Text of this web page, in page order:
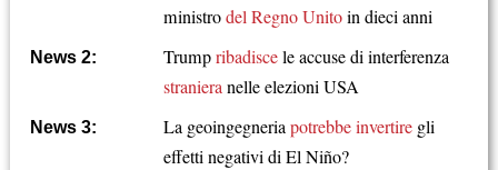
ministrodel Regno Unitoin dieci anni
News 2: Trumpribadiscele accuse di interferenza
stranieranelle elezioni USA
News 3: La geoingegneriapotrebbe invertire gli
effetti negativi di El Niño?